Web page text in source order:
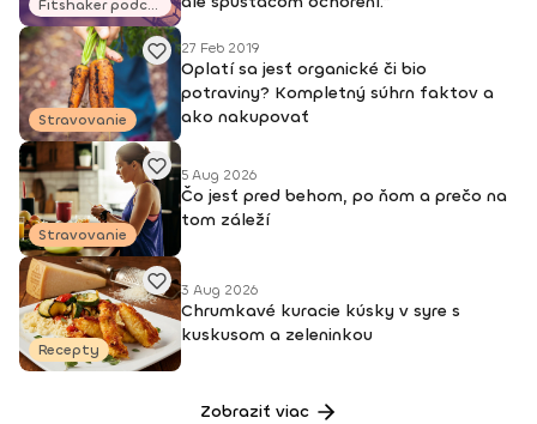
Fitshaker podcasty
Stravovanie
27 Feb 2019
Oplatí sa jesť organické či bio
potraviny? Kompletný súhrn faktov a
ako nakupovať
Stravovanie
5 Aug 2026
Čo jesť pred behom, po ňom a prečo na
tom záleží
Recepty
3 Aug 2026
Chrumkavé kuracie kúsky v syre s
kuskusom a zeleninkou
Zobraziť viac